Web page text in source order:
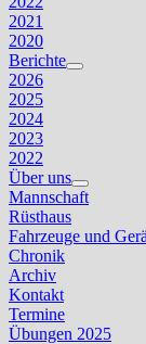
2021
2020
Berichte
Untermenü
2026
2025
2024
2023
2022
Über uns
Untermenü
anzeigen
Mannschaft
Rüsthaus
Fahrzeuge und
Chronik
Archiv
Kontakt
Termine
Übungen 2025